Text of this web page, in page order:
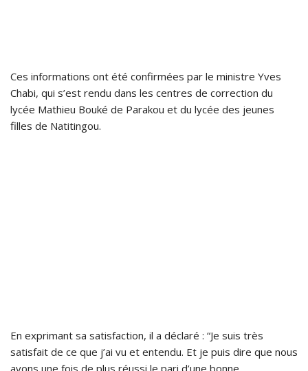
Ces informations ont été confirmées par le ministre Yves
Chabi, qui s’est rendu dans les centres de correction du
lycée Mathieu Bouké de Parakou et du lycée des jeunes
filles de Natitingou.
En exprimant sa satisfaction, il a déclaré : “Je suis très
satisfait de ce que j’ai vu et entendu. Et je puis dire que nous